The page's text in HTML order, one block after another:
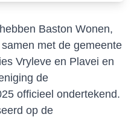
Baston Wonen,
met de gemeente
Vryleve en Plavei en
de
officieel ondertekend.
op de